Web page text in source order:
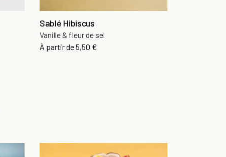
Sablé Hibiscus
Vanille & fleur de sel
À partir dePrix
5,50 €